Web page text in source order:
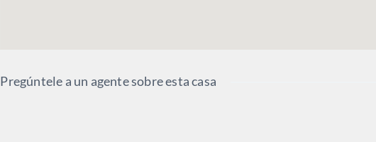
Pregúntele a un agente sobre esta casa